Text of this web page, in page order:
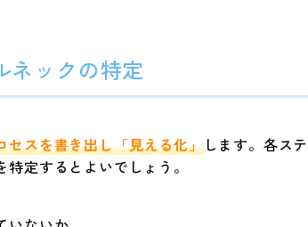
ネックの特定
セスを書き出し「見える化」します。各ス
定するとよいでしょう。